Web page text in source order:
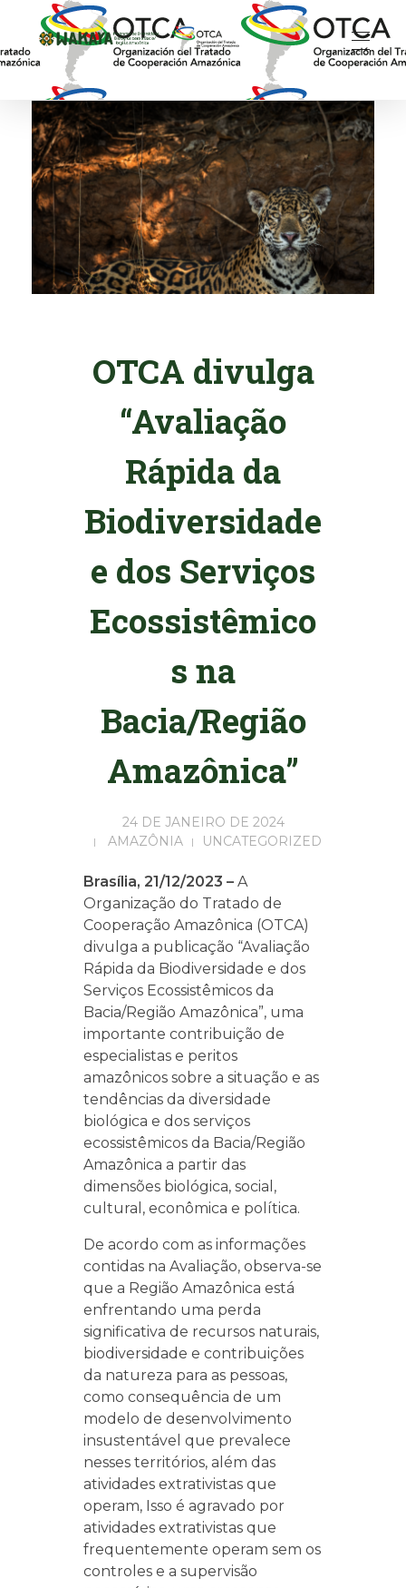
Wakaya - Programa de Diversidade Biológica para a Bacia/Região Amazônica
OTCA divulga
“Avaliação
Rápida da
Biodiversidade
e dos Serviços
Ecossistêmico
s na
Bacia/Região
Amazônica”
24 DE JANEIRO DE 2024
AMAZÔNIA
UNCATEGORIZED
Brasília, 21/12/2023 –A
Organização do Tratado de
Cooperação Amazônica (OTCA)
divulga a publicação “Avaliação
Rápida da Biodiversidade e dos
Serviços Ecossistêmicos da
Bacia/Região Amazônica”, uma
importante contribuição de
especialistas e peritos
amazônicos sobre a situação e as
tendências da diversidade
biológica e dos serviços
ecossistêmicos da Bacia/Região
Amazônica a partir das
dimensões biológica, social,
cultural, econômica e política.
De acordo com as informações
contidas na Avaliação, observa-se
que a Região Amazônica está
enfrentando uma perda
significativa de recursos naturais,
biodiversidade e contribuições
da natureza para as pessoas,
como consequência de um
modelo de desenvolvimento
insustentável que prevalece
nesses territórios, além das
atividades extrativistas que
operam, Isso é agravado por
atividades extrativistas que
frequentemente operam sem os
controles e a supervisão